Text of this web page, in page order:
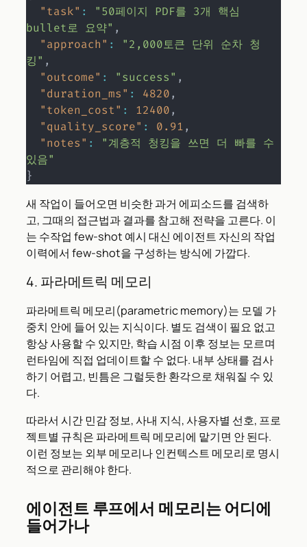
"task" :
"50페이지 PDF를 3개 핵심
bullet로 요약" ,
"approach" :
"2,000토큰 단위 순차 청
킹" ,
"outcome" : "success" ,
"duration_ms" : 4820,
"token_cost" : 12400,
"quality_score" : 0.91,
"notes" :
"계층적 청킹을 쓰면 더 빠를 수
있음"
}
새 작업이 들어오면 비슷한 과거 에피소드를 검색하
고, 그때의 접근법과 결과를 참고해 전략을 고른다. 이
는 수작업 few-shot 예시 대신 에이전트 자신의 작업
이력에서 few-shot을 구성하는 방식에 가깝다.
4. 파라메트릭 메모리
파라메트릭 메모리(parametric memory)는 모델 가
중치 안에 들어 있는 지식이다. 별도 검색이 필요 없고
항상 사용할 수 있지만, 학습 시점 이후 정보는 모르며
런타임에 직접 업데이트할 수 없다. 내부 상태를 검사
하기 어렵고, 빈틈은 그럴듯한 환각으로 채워질 수 있
다.
따라서 시간 민감 정보, 사내 지식, 사용자별 선호, 프로
젝트별 규칙은 파라메트릭 메모리에 맡기면 안 된다.
이런 정보는 외부 메모리나 인컨텍스트 메모리로 명시
적으로 관리해야 한다.
에이전트 루프에서 메모리는 어디에
들어가나